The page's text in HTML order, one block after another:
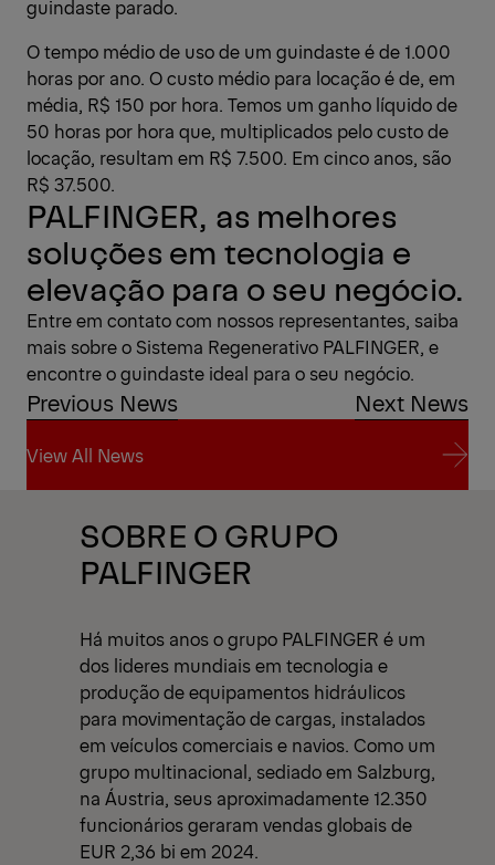
guindaste parado.
O tempo médio de uso de um guindaste é de 1.000
horas por ano. O custo médio para locação é de, em
média, R$ 150 por hora. Temos um ganho líquido de
50 horas por hora que, multiplicados pelo custo de
locação, resultam em R$ 7.500. Em cinco anos, são
R$ 37.500.
PALFINGER, as melhores
soluções em tecnologia e
elevação para o seu negócio.
Entre em contato com nossos representantes, saiba
mais sobre o Sistema Regenerativo PALFINGER, e
encontre o guindaste ideal para o seu negócio.
Previous News Next News
View All News
View All News
SOBRE O GRUPO
PALFINGER
Há muitos anos o grupo PALFINGER é um
dos lideres mundiais em tecnologia e
produção de equipamentos hidráulicos
para movimentação de cargas, instalados
em veículos comerciais e navios. Como um
grupo multinacional, sediado em Salzburg,
na Áustria, seus aproximadamente 12.350
funcionários geraram vendas globais de
EUR 2,36 bi em 2024.